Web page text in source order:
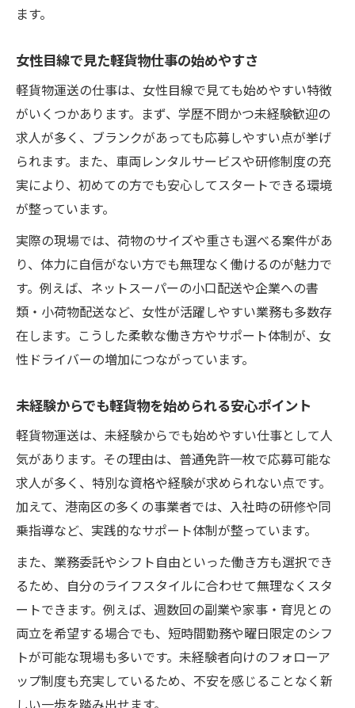
シフト調整で仕事と家庭を両立するポイン
ト
軽貨物・女性が自由に働くための工夫
未経験者でも安心のシフト選択肢
業務委託と雇用の違いで選ぶ理由
軽貨物・女性が知るべき業務委託と雇用の
特徴
働き方ごとの報酬や条件を比較するポイン
ト
業務委託契約で広がる軽貨物・女性の可能
性
雇用と業務委託のメリット・デメリットを
解説
自分に合った働き方を選ぶための判断基準
ます。
女性目線で見た軽貨物仕事の始めやすさ
軽貨物運送の仕事は、女性目線で見ても始めやすい特徴
がいくつかあります。まず、学歴不問かつ未経験歓迎の
求人が多く、ブランクがあっても応募しやすい点が挙げ
られます。また、車両レンタルサービスや研修制度の充
実により、初めての方でも安心してスタートできる環境
が整っています。
実際の現場では、荷物のサイズや重さも選べる案件があ
り、体力に自信がない方でも無理なく働けるのが魅力で
す。例えば、ネットスーパーの小口配送や企業への書
類・小荷物配送など、女性が活躍しやすい業務も多数存
在します。こうした柔軟な働き方やサポート体制が、女
性ドライバーの増加につながっています。
未経験からでも軽貨物を始められる安心ポイント
軽貨物運送は、未経験からでも始めやすい仕事として人
気があります。その理由は、普通免許一枚で応募可能な
求人が多く、特別な資格や経験が求められない点です。
加えて、港南区の多くの事業者では、入社時の研修や同
乗指導など、実践的なサポート体制が整っています。
また、業務委託やシフト自由といった働き方も選択でき
るため、自分のライフスタイルに合わせて無理なくスタ
ートできます。例えば、週数回の副業や家事・育児との
両立を希望する場合でも、短時間勤務や曜日限定のシフ
トが可能な現場も多いです。未経験者向けのフォローア
ップ制度も充実しているため、不安を感じることなく新
しい一歩を踏み出せます。